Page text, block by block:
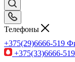
Телефоны
+375(29)6666-519
+375(33)6666-519